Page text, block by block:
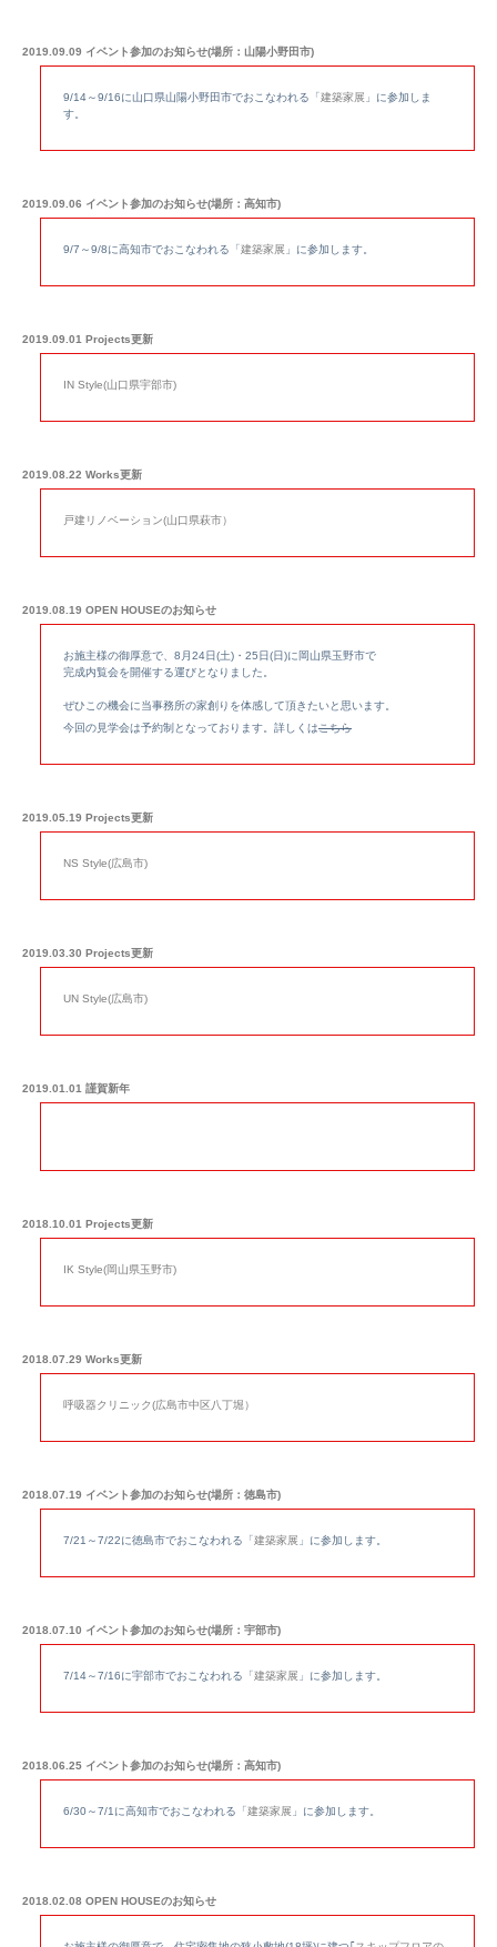
2019.09.09 イベント参加のお知らせ(場所：山陽小野田市)
9/14～9/16に山口県山陽小野田市でおこなわれる「建築家展 」に参加しま
す。
2019.09.06 イベント参加のお知らせ(場所：高知市)
9/7～9/8に高知市でおこなわれる「建築家展 」に参加します。
2019.09.01 Projects更新
IN Style(山口県宇部市)
2019.08.22 Works更新
戸建リノベーション(山口県萩市）
2019.08.19 OPEN HOUSEのお知らせ
お施主様の御厚意で、8月24日(土)・25日(日)に岡山県玉野市で
完成内覧会を開催する運びとなりました。
ぜひこの機会に当事務所の家創りを体感して頂きたいと思います。
今回の見学会は予約制となっております。詳しくはこちら
2019.05.19 Projects更新
NS Style(広島市)
2019.03.30 Projects更新
UN Style(広島市)
2019.01.01 謹賀新年
2018.10.01 Projects更新
IK Style(岡山県玉野市)
2018.07.29 Works更新
呼吸器クリニック(広島市中区八丁堀）
2018.07.19 イベント参加のお知らせ(場所：徳島市)
7/21～7/22に徳島市でおこなわれる「建築家展 」に参加します。
2018.07.10 イベント参加のお知らせ(場所：宇部市)
7/14～7/16に宇部市でおこなわれる「建築家展 」に参加します。
2018.06.25 イベント参加のお知らせ(場所：高知市)
6/30～7/1に高知市でおこなわれる「建築家展 」に参加します。
2018.02.08 OPEN HOUSEのお知らせ